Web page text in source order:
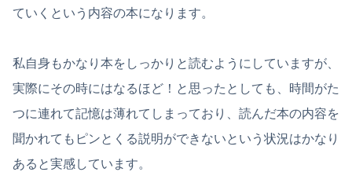
ていくという内容の本になります。
私自身もかなり本をしっかりと読むようにしていますが、
実際にその時にはなるほど！と思ったとしても、時間がた
つに連れて記憶は薄れてしまっており、読んだ本の内容を
聞かれてもピンとくる説明ができないという状況はかなり
あると実感しています。